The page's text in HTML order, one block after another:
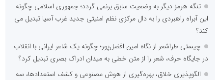
تنگه هرمز دیگر به وضعیت سابق برنمی گردد؛ جمهوری اسلامی چگونه
این آبراه راهبردی را به دال مرکزی نظم امنیتی جدید غرب آسیا تبدیل می
کند؟
چیستی طراشعر از نگاه امین افضل‌پور؛ چگونه یک شاعر ایرانی با انقلاب
در جایگاه حرف، شعر را از متن خطی به میدان ادراک بصری تبدیل کرد؟
الگوپذیری خلاق، بهره‌گیری از هوش مصنوعی و کشف استعدادها، سه